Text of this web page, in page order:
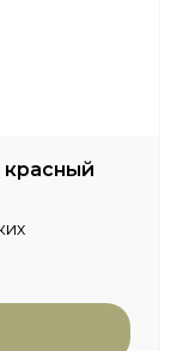
красный